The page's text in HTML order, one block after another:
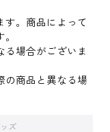
。商品によって
場合がございま
商品と異なる場
ズ